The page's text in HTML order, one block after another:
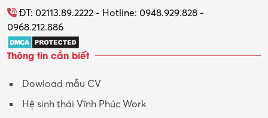
Tổ chức sự kiện – Quà tặng
Trợ lý
Tư vấn
Tư vấn – Kiến trúc
ĐT: 02113.89.2222 - Hotline: 0948.929.828 -
0968.212.886
Thông tin cần biết
Dowload mẫu CV
Hệ sinh thái Vĩnh Phúc Work